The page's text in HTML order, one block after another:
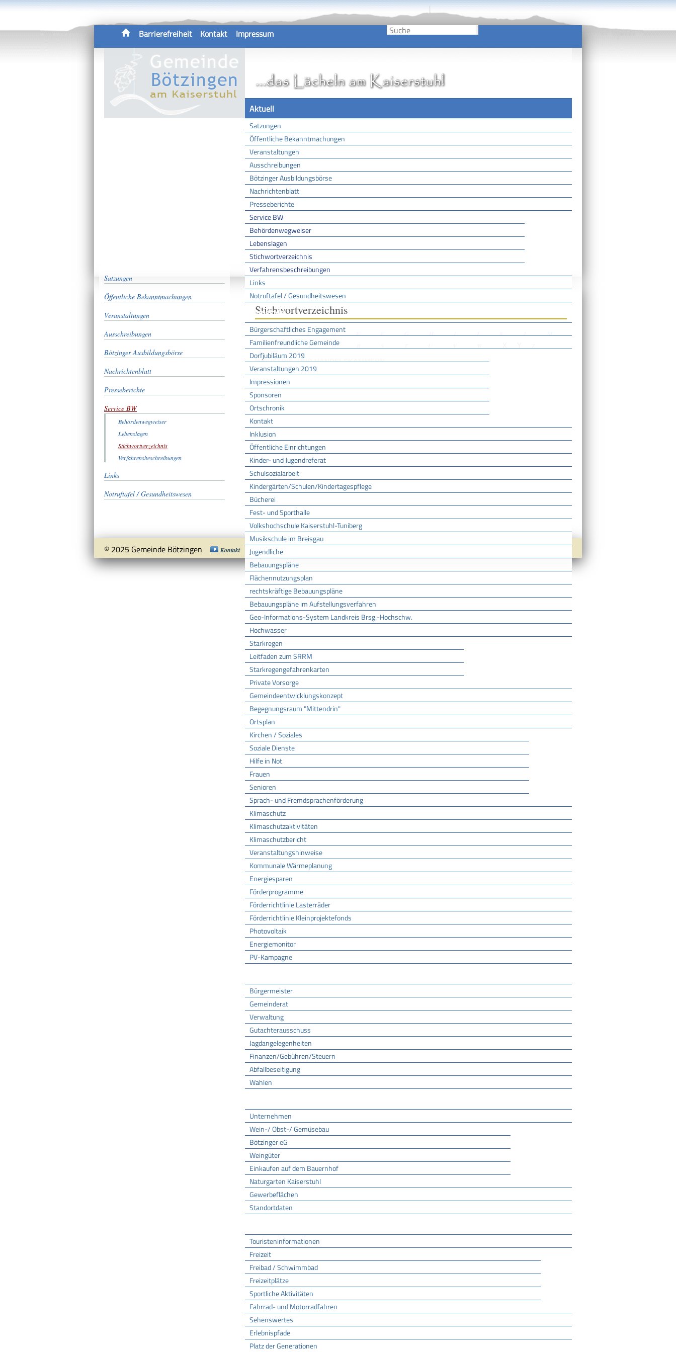
Barrierefreiheit Kontakt Impressum
Aktuell
Satzungen
Öffentliche Bekanntmachungen
Veranstaltungen
Ausschreibungen
Bötzinger Ausbildungsbörse
Nachrichtenblatt
Presseberichte
Service BW
Behördenwegweiser
Lebenslagen
Stichwortverzeichnis
Verfahrensbeschreibungen
Links
Notruftafel / Gesundheitswesen
Gemeinde
Bürgerschaftliches Engagement
Familienfreundliche Gemeinde
Dorfjubiläum 2019
Veranstaltungen 2019
Impressionen
Sponsoren
Ortschronik
Kontakt
Inklusion
Öffentliche Einrichtungen
Kinder- und Jugendreferat
Schulsozialarbeit
Kindergärten/Schulen/Kindertagespflege
Bücherei
Fest- und Sporthalle
Volkshochschule Kaiserstuhl-Tuniberg
Musikschule im Breisgau
Jugendliche
Bebauungspläne
Flächennutzungsplan
rechtskräftige Bebauungspläne
Bebauungspläne im Aufstellungsverfahren
Geo-Informations-System Landkreis Brsg.-Hochschw.
Hochwasser
Starkregen
Leitfaden zum SRRM
Starkregengefahrenkarten
Private Vorsorge
Gemeindeentwicklungskonzept
Begegnungsraum "Mittendrin"
Ortsplan
Kirchen / Soziales
Soziale Dienste
Hilfe in Not
Frauen
Senioren
Sprach- und Fremdsprachenförderung
Klimaschutz
Klimaschutzaktivitäten
Klimaschutzbericht
Veranstaltungshinweise
Kommunale Wärmeplanung
Energiesparen
Förderprogramme
Förderrichtlinie Lasterräder
Förderrichtlinie Kleinprojektefonds
Photovoltaik
Energiemonitor
PV-Kampagne
Bürgermeister
Gemeinderat
Verwaltung
Gutachterausschuss
Jagdangelegenheiten
Finanzen/Gebühren/Steuern
Abfallbeseitigung
Wahlen
Unternehmen
Wein-/ Obst-/ Gemüsebau
Bötzinger eG
Weingüter
Einkaufen auf dem Bauernhof
Naturgarten Kaiserstuhl
Gewerbeflächen
Standortdaten
Touristeninformationen
Freizeit
Freibad / Schwimmbad
Freizeitplätze
Sportliche Aktivitäten
Fahrrad- und Motorradfahren
Sehenswertes
Erlebnispfade
Platz der Generationen
Satzungen
Öffentliche Bekanntmachungen
Veranstaltungen
Ausschreibungen
Bötzinger Ausbildungsbörse
Nachrichtenblatt
Presseberichte
Service BW
Behördenwegweiser
Lebenslagen
Stichwortverzeichnis
Verfahrensbeschreibungen
Links
Notruftafel / Gesundheitswesen
Sie sind hier:Startseite /Aktuell /Service BW /Stichwortverzeichnis
Stichwortverzeichnis
A B C D E F G H I J K L
M
N
O P Q
INDUSTRIE- UND HANDELSKAMMERN
Lebenslagen
Beratung vor der Übernahme
Praktikum
© 2025 Gemeinde Bötzingen Kontakt Impressum